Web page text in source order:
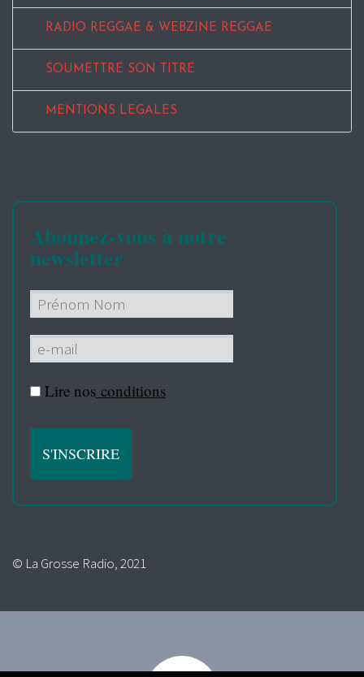
RADIO REGGAE & WEBZINE REGGAE
SOUMETTRE SON TITRE
MENTIONS LEGALES
Abonnez-vous à notre
newsletter
Lire nos conditions
© La Grosse Radio, 2021